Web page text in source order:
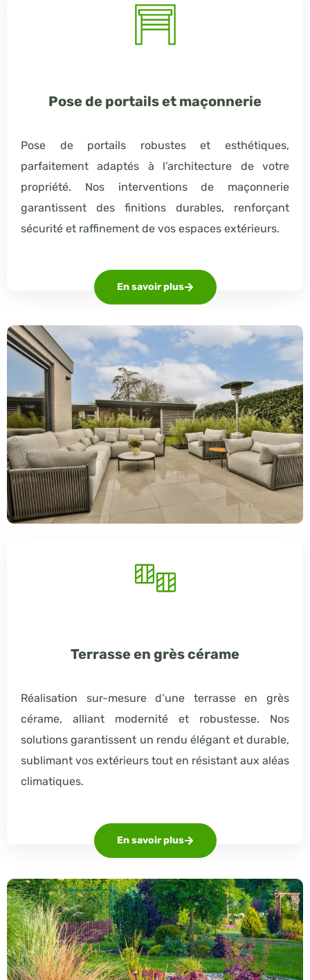
Pose de portails et maçonnerie
Pose de portails robustes et esthétiques,
parfaitement adaptés à l’architecture de votre
propriété. Nos interventions de maçonnerie
garantissent des finitions durables, renforçant
sécurité et raffinement de vos espaces extérieurs.
En savoir plus
Terrasse en grès cérame
Réalisation sur-mesure d’une terrasse en grès
cérame, alliant modernité et robustesse. Nos
solutions garantissent un rendu élégant et durable,
sublimant vos extérieurs tout en résistant aux aléas
climatiques.
En savoir plus